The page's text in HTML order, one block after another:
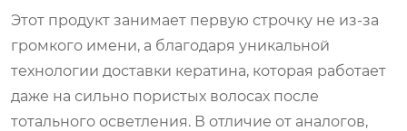
Этот продукт занимает первую строчку не из-за
громкого имени, а благодаря уникальной
технологии доставки кератина, которая работает
даже на сильно пористых волосах после
тотального осветления. В отличие от аналогов,